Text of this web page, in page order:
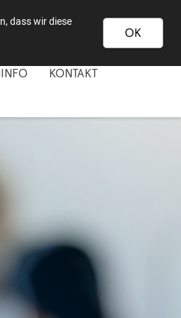
Sindorf - 02273 53031
KONTAKT
OK
dass wir diese